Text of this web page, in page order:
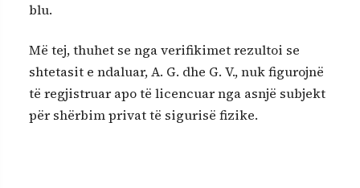
blu.
Më tej, thuhet se nga verifikimet rezultoi se
shtetasit e ndaluar, A. G. dhe G. V., nuk figurojnë
të regjistruar apo të licencuar nga asnjë subjekt
për shërbim privat të sigurisë fizike.